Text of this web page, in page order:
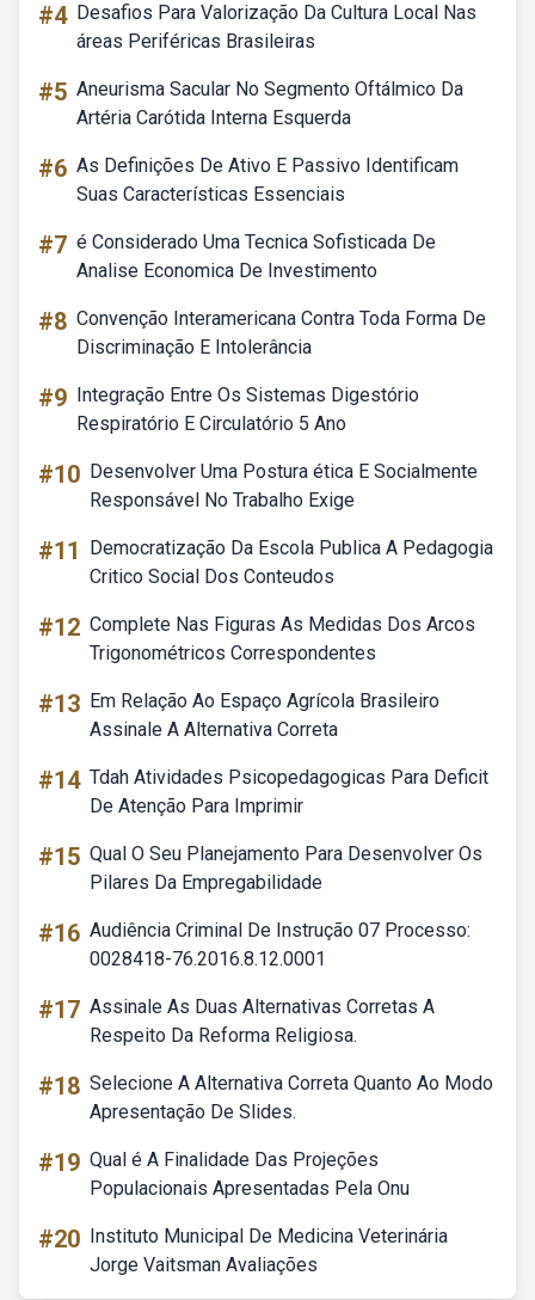
#4 Desafios Para Valorização Da Cultura Local Nas
áreas Periféricas Brasileiras
#5 Aneurisma Sacular No Segmento Oftálmico Da
Artéria Carótida Interna Esquerda
#6 As Definições De Ativo E Passivo Identificam
Suas Características Essenciais
#7 é Considerado Uma Tecnica Sofisticada De
Analise Economica De Investimento
#8 Convenção Interamericana Contra Toda Forma De
Discriminação E Intolerância
#9 Integração Entre Os Sistemas Digestório
Respiratório E Circulatório 5 Ano
#10 Desenvolver Uma Postura ética E Socialmente
Responsável No Trabalho Exige
#11
Democratização Da Escola Publica A Pedagogia
Critico Social Dos Conteudos
#12 Complete Nas Figuras As Medidas Dos Arcos
Trigonométricos Correspondentes
#13 Em Relação Ao Espaço Agrícola Brasileiro
Assinale A Alternativa Correta
#14 Tdah Atividades Psicopedagogicas Para Deficit
De Atenção Para Imprimir
#15 Qual O Seu Planejamento Para Desenvolver Os
Pilares Da Empregabilidade
#16 Audiência Criminal De Instrução 07 Processo:
0028418-76.2016.8.12.0001
#17 Assinale As Duas Alternativas Corretas A
Respeito Da Reforma Religiosa.
#18 Selecione A Alternativa Correta Quanto Ao Modo
Apresentação De Slides.
#19 Qual é A Finalidade Das Projeções
Populacionais Apresentadas Pela Onu
#20 Instituto Municipal De Medicina Veterinária
Jorge Vaitsman Avaliações